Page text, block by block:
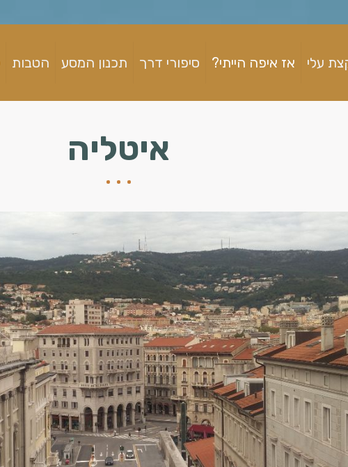
עלי אז איפה הייתי? סיפורי דרך תכנון המסע הטבות
איטליה